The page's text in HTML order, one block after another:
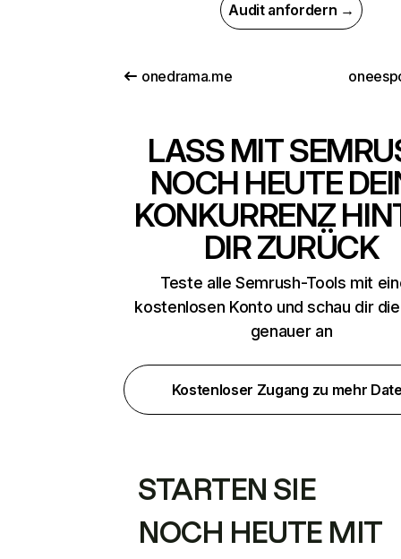
Audit anfordern →
onedrama.me
LASS MIT
NOCH HEUTE
KONKURRENZ
DIR ZURÜCK
Teste alle Semrush-Tools mit
kostenlosen Konto und schau dir
genauer an
Kostenloser Zugang zu mehr
STARTEN SIE
NOCH HEUTE MIT